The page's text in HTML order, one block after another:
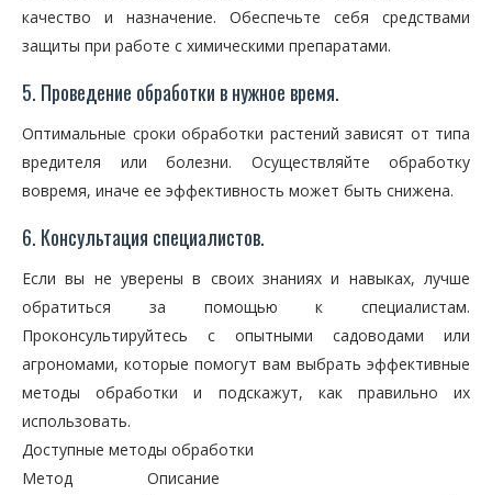
качество и назначение. Обеспечьте себя средствами
защиты при работе с химическими препаратами.
5. Проведение обработки в нужное время.
Оптимальные сроки обработки растений зависят от типа
вредителя или болезни. Осуществляйте обработку
вовремя, иначе ее эффективность может быть снижена.
6. Консультация специалистов.
Если вы не уверены в своих знаниях и навыках, лучше
обратиться за помощью к специалистам.
Проконсультируйтесь с опытными садоводами или
агрономами, которые помогут вам выбрать эффективные
методы обработки и подскажут, как правильно их
использовать.
Доступные методы обработки
Метод
Описание